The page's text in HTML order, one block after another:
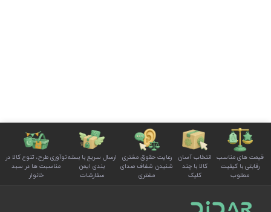
قیمت های مناسب
رقابتی با کیفیت
مطلوب
انتخاب آسان
کالا با چند
کلیک
رعایت حقوق مشتری
شنیدن شفاف صدای
مشتری
ارسال سریع با بسته
بندی ایمن
سفارشات
نوآوری طرح، تنوع کالا در
مناسبت ها در سبد
خانوار